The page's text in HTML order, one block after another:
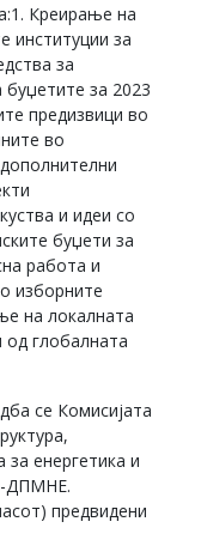
Креирање на
институции за
за
буџетите за 2023
предизвици во
во
и идеи со
буџети за
работа и
изборните
на локалната
од глобалната
се Комисијата
за енергетика и
ДПМНЕ.
предвидени